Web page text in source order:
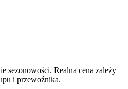
sezonowości. Realna cena zależy
i przewoźnika.